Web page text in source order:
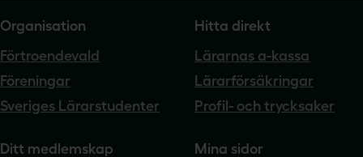
Organisation
Förtroendevald
Föreningar
Sveriges Lärarstudenter
Hitta direkt
Lärarnas a-kassa
Lärarförsäkringar
Profil- och trycksaker
Ditt medlemskap Mina sidor